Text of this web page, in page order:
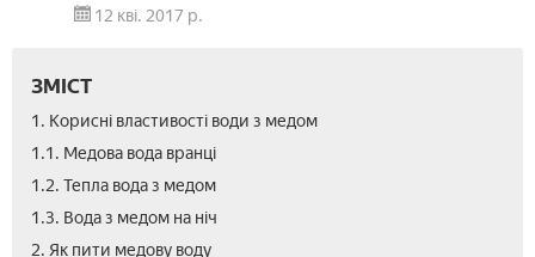
12 кві. 2017 р.
ЗМІСТ
1. Корисні властивості води з медом
1.1. Медова вода вранці
1.2. Тепла вода з медом
1.3. Вода з медом на ніч
2. Як пити медову воду